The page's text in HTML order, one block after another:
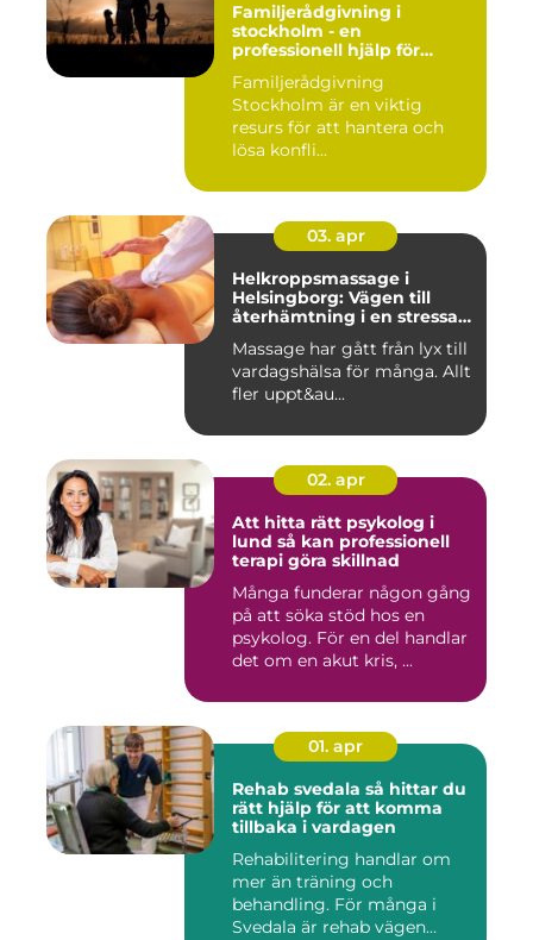
Familjerådgivning i
stockholm - en
professionell hjälp för
Familjerådgivning
Stockholm är en viktig
resurs för att hantera och
lösa konfli...
03. apr
Helkroppsmassage i
Helsingborg: Vägen till
återhämtning i en stressad
Massage har gått från lyx till
vardagshälsa för många. Allt
fler uppt&au...
02. apr
Att hitta rätt psykolog i
lund så kan professionell
terapi göra skillnad
Många funderar någon gång
på att söka stöd hos en
psykolog. För en del handlar
det om en akut kris, ...
01. apr
Rehab svedala så hittar du
rätt hjälp för att komma
tillbaka i vardagen
Rehabilitering handlar om
mer än träning och
behandling. För många i
Svedala är rehab vägen